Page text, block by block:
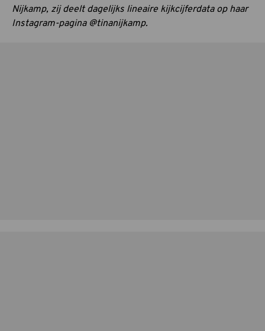
Nijkamp, zij deelt dagelijks lineaire kijkcijferdata op haar
Instagram-pagina @tinanijkamp.